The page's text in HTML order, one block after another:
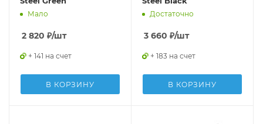
Мало
2 820 ₽/шт
+ 141 на счет
В КОРЗИНУ
Достаточно
3 660 ₽/шт
+ 183 на счет
В КОРЗИНУ